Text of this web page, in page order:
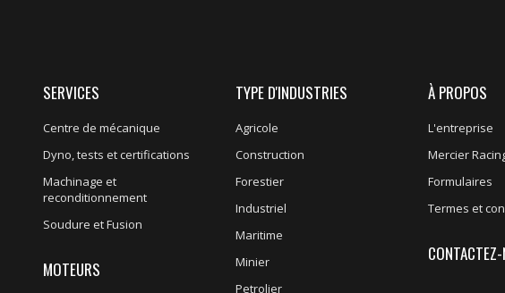
SERVICES
Centre de mécanique
Dyno, tests et certifications
Machinage et
reconditionnement
Soudure et Fusion
MOTEURS
TYPE D'INDUSTRIES
Agricole
Construction
Forestier
Industriel
Maritime
Minier
Petrolier
À PROPOS
L'entreprise
Mercier
Formulaires
Termes et